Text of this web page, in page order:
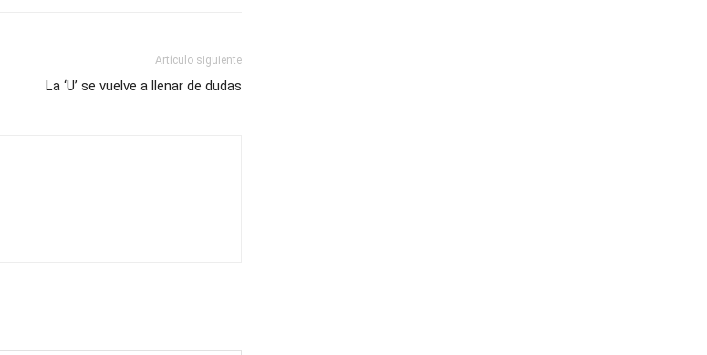
Artículo siguiente
La ‘U’ se vuelve a llenar de dudas